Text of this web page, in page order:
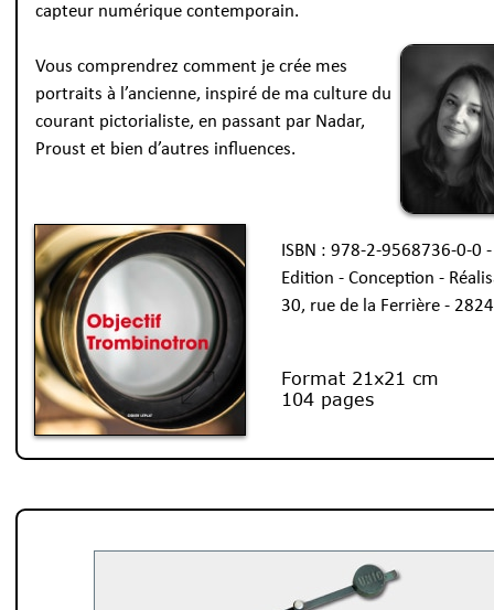
capteur numérique contemporain.
Vous comprendrez comment je crée mes
portraits à l’ancienne, inspiré de ma culture du
courant pictorialiste, en passant par Nadar,
Proust et bien d’autres influences.
ISBN : 978-2-9568736-0-0
Edition - Conception -
30, rue de la Ferrière -
Format 21x21 cm
104 pages